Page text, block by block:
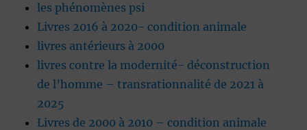
les phénomènes psi
Livres 2016 à 2020- condition animale
livres antérieurs à 2000
livres contre la modernité- déconstruction
de l’homme – transrationnalité de 2021 à
2025
Livres de 2000 à 2010 – condition animale